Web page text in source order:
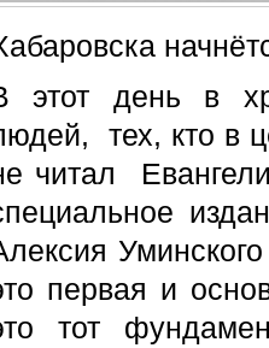
этот день в
тех, кто в
читал
первая и
тот